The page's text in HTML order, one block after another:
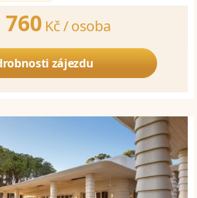
760 Kč /osoba
zájezdu